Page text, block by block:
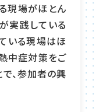
現場がほとん
実践している
いる現場はほ
熱中症対策をご
、参加者の興